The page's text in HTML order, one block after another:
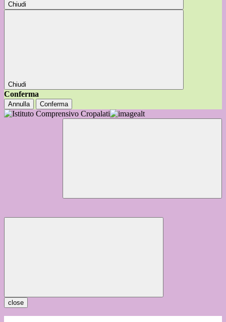
Chiudi
Chiudi
Conferma
Annulla Conferma
close